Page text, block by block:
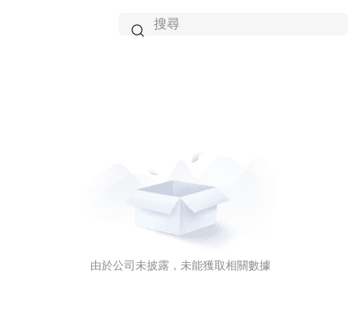

由於公司未披露，未能獲取相關數據